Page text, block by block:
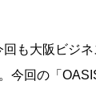
も大阪ビジ
今回の「